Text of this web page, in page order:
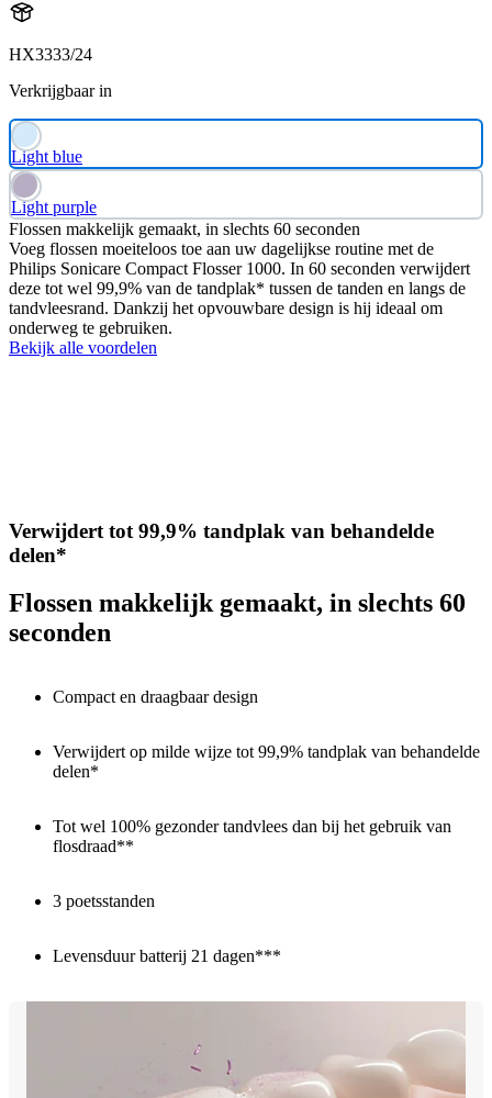
HX3333/24
Verkrijgbaar in
Light blue
Light purple
Flossen makkelijk gemaakt, in slechts 60 seconden
Voeg flossen moeiteloos toe aan uw dagelijkse routine met de
Philips Sonicare Compact Flosser 1000. In 60 seconden verwijdert
deze tot wel 99,9% van de tandplak* tussen de tanden en langs de
tandvleesrand. Dankzij het opvouwbare design is hij ideaal om
onderweg te gebruiken.
Bekijk alle voordelen
Verwijdert tot 99,9% tandplak van behandelde
delen*
Flossen makkelijk gemaakt, in slechts 60
seconden
Compact en draagbaar design
Verwijdert op milde wijze tot 99,9% tandplak van behandelde
delen*
Tot wel 100% gezonder tandvlees dan bij het gebruik van
flosdraad**
3 poetsstanden
Levensduur batterij 21 dagen***